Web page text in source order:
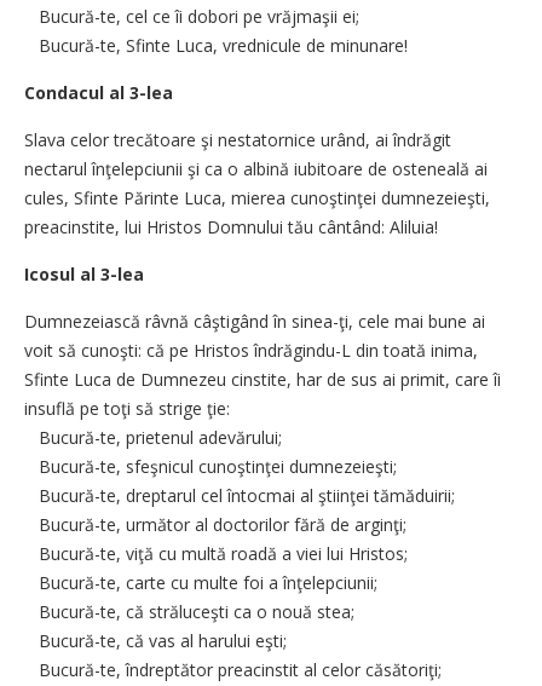
Bucură-te, cel ce îi dobori pe vrăjmaşii ei;
Bucură-te, Sfinte Luca, vrednicule de minunare!
Condacul al 3-lea
Slava celor trecătoare şi nestatornice urând, ai îndrăgit
nectarul înţelepciunii şi ca o albină iubitoare de osteneală ai
cules, Sfinte Părinte Luca, mierea cunoştinţei dumnezeieşti,
preacinstite, lui Hristos Domnului tău cântând: Aliluia!
Icosul al 3-lea
Dumnezeiască râvnă câştigând în sinea-ţi, cele mai bune ai
voit să cunoşti: că pe Hristos îndrăgindu-L din toată inima,
Sfinte Luca de Dumnezeu cinstite, har de sus ai primit, care îi
insuflă pe toţi să strige ţie:
Bucură-te, prietenul adevărului;
Bucură-te, sfeşnicul cunoştinţei dumnezeieşti;
Bucură-te, dreptarul cel întocmai al ştiinţei tămăduirii;
Bucură-te, următor al doctorilor fără de arginţi;
Bucură-te, viţă cu multă roadă a viei lui Hristos;
Bucură-te, carte cu multe foi a înţelepciunii;
Bucură-te, că străluceşti ca o nouă stea;
Bucură-te, că vas al harului eşti;
Bucură-te, îndreptător preacinstit al celor căsătoriţi;